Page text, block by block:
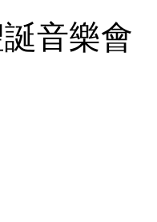
音樂會